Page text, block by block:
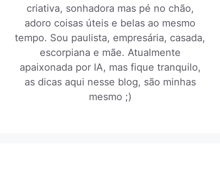
criativa, sonhadora mas pé no chão,
adoro coisas úteis e belas ao mesmo
tempo. Sou paulista, empresária, casada,
escorpiana e mãe. Atualmente
apaixonada por IA, mas fique tranquilo,
as dicas aqui nesse blog, são minhas
mesmo ;)